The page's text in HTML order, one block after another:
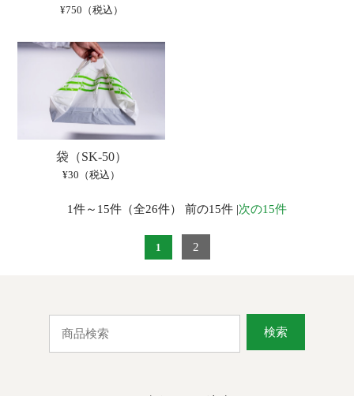
¥750（税込）
袋（SK-50）
¥30（税込）
1件～15件（全26件） 前の15件 |次の15件
1 2
検索